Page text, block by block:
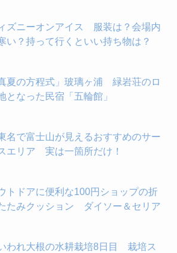
ズニーオンアイス 服装は？会場内
い？持って行くといい持ち物は？
真夏の方程式」玻璃ヶ浦 緑岩荘のロ
となった民宿「五輪館」
名で富士山が見えるおすすめのサー
エリア 実は一箇所だけ！
トドアに便利な100円ショップの折
たみクッション ダイソー＆セリア
われ大根の水耕栽培8日目 栽培ス